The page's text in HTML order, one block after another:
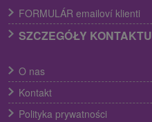
FORMULÁR emailoví klienti
SZCZEGÓŁY KONTAKTU
O nas
Kontakt
Polityka prywatności